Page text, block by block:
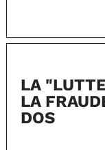
LA
LA
DOS